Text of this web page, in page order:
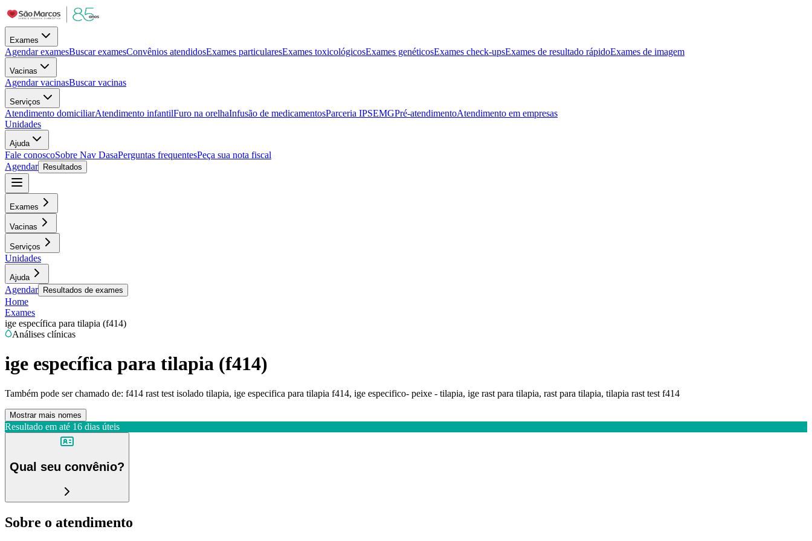
Exames
Agendar examesBuscar examesConvênios atendidosExames particularesExames toxicológicosExames genéticosExames check-upsExames de resultado rápidoExames de imagem
Vacinas
Agendar vacinasBuscar vacinas
Serviços
Atendimento domiciliarAtendimento infantilFuro na orelhaInfusão de medicamentosParceria IPSEMGPré-atendimentoAtendimento em empresas
Unidades
Ajuda
Fale conoscoSobre Nav DasaPerguntas frequentesPeça sua nota fiscal
Agendar
Resultados
Exames
Vacinas
Serviços
Unidades
Ajuda
Agendar Resultados de exames
Home
Exames
ige específica para tilapia (f414)
Análises clínicas
ige específica para tilapia (f414)
Também pode ser chamado de: f414 rast test isolado tilapia, ige especifica para tilapia f414, ige especifico- peixe - tilapia, ige rast para tilapia, rast para tilapia, tilapia rast test f414
Mostrar mais nomes
Resultado em até 16 dias úteis
Qual seu convênio?
Sobre o atendimento